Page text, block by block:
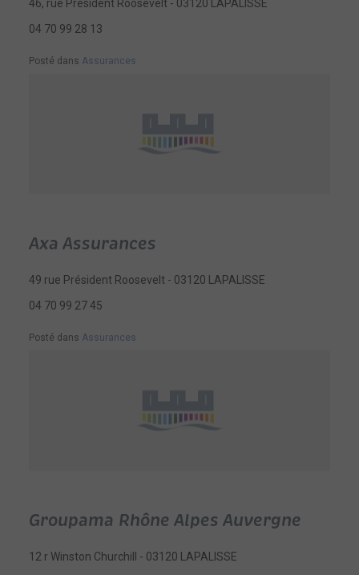
46, rue Président Roosevelt - 03120 LAPALISSE
04 70 99 28 13
Posté dans Assurances
Axa Assurances
49 rue Président Roosevelt - 03120 LAPALISSE
04 70 99 27 45
Posté dans Assurances
Groupama Rhône Alpes Auvergne
12 r Winston Churchill - 03120 LAPALISSE